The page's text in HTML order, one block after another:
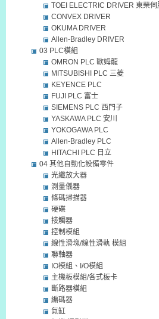
TOEI ELECTRIC DRIVER 東榮
CONVEX DRIVER
OKUMA DRIVER
Allen-Bradley DRIVER
03 PLC模組
OMRON PLC 歐姆龍
MITSUBISHI PLC 三菱
KEYENCE PLC
FUJI PLC 富士
SIEMENS PLC 西門子
YASKAWA PLC 安川
YOKOGAWA PLC
Allen-Bradley PLC
HITACHI PLC 日立
04 其他自動化設備零件
光纖放大器
測量儀器
條碼掃描器
硬碟
接觸器
控制模組
線性滑塊/線性滑軌 模組
聯軸器
IO模組、I/O模組
主機板模組/各式板卡
斷路器模組
編碼器
氣缸